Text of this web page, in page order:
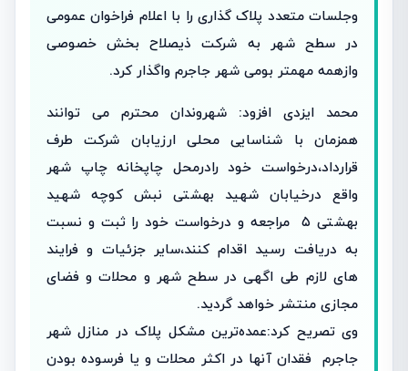
وجلسات متعدد پلاک گذاری را با اعلام فراخوان عمومی
در سطح شهر به شرکت ذیصلاح بخش خصوصی
وازهمه مهمتر بومی شهر جاجرم واگذار کرد.
محمد ایزدی افزود: شهروندان محترم می توانند
همزمان با شناسایی محلی ارزیابان شرکت طرف
قرارداد،درخواست خود رادرمحل چاپخانه چاپ شهر
واقع درخیابان شهید بهشتی نبش کوچه شهید
بهشتی ۵ مراجعه و درخواست خود را ثبت و نسبت
به دریافت رسید اقدام کنند،سایر جزئیات و فرایند
های لازم طی اگهی در سطح شهر و محلات و فضای
مجازی منتشر خواهد گردید.
وی تصریح کرد:عمده‌ترین مشکل پلاک‌ در منازل شهر
جاجرم فقدان آنها در اکثر محلات و یا فرسوده بودن